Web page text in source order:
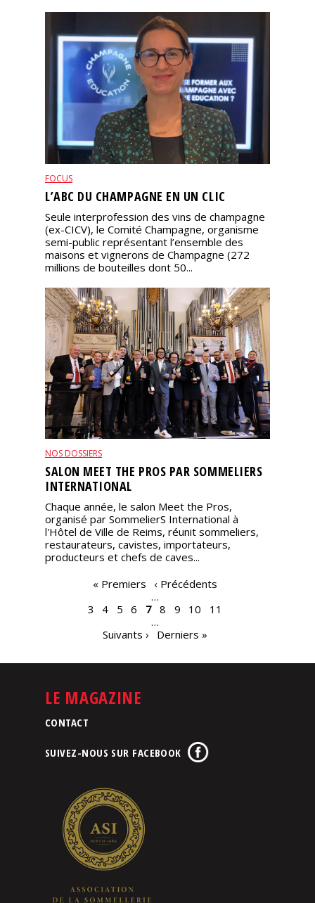
FOCUS
L’ABC DU CHAMPAGNE EN UN CLIC
Seule interprofession des vins de champagne
(ex-CICV), le Comité Champagne, organisme
semi-public représentant l’ensemble des
maisons et vignerons de Champagne (272
millions de bouteilles dont 50...
NOS DOSSIERS
SALON MEET THE PROS PAR SOMMELIERS
INTERNATIONAL
Chaque année, le salon Meet the Pros,
organisé par SommelierS International à
l'Hôtel de Ville de Reims, réunit sommeliers,
restaurateurs, cavistes, importateurs,
producteurs et chefs de caves...
« Premiers
‹ Précédents
…
3
4 5 6 7 8 9 10
11
…
Suivants ›
Derniers »
LE MAGAZINE
CONTACT
SUIVEZ-NOUS SUR FACEBOOK